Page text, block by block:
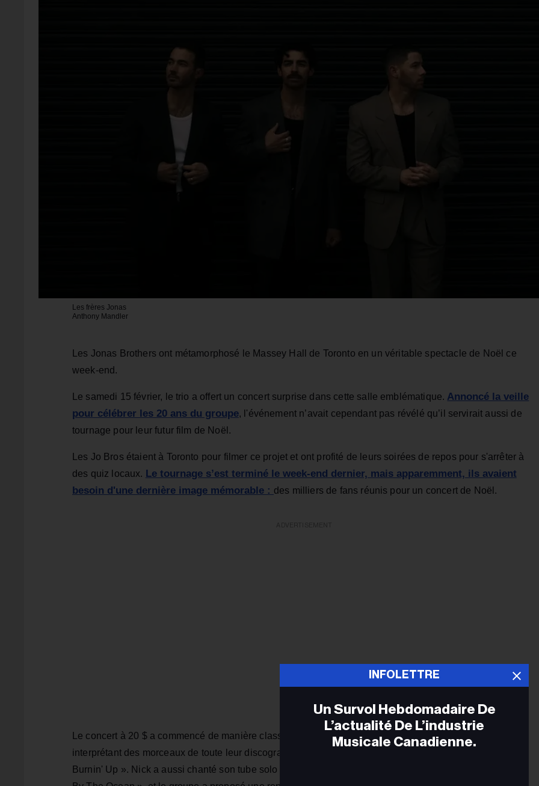
Les frères Jonas
Anthony Mandler
Les Jonas Brothers ont métamorphosé le Massey Hall de Toronto en un véritable spectacle de Noël ce
week-end.
Le samedi 15 février, le trio a offert un concert surprise dans cette salle emblématique. Annoncé la veille
pour célébrer les 20 ans du groupe, l'événement n’avait cependant pas révélé qu’il servirait aussi de
tournage pour leur futur film de Noël.
Les Jo Bros étaient à Toronto pour filmer ce projet et ont profité de leurs soirées de repos pour s'arrêter à
des quiz locaux. Le tournage s’est terminé le week-end dernier, mais apparemment, ils avaient
besoin d'une dernière image mémorable : des milliers de fans réunis pour un concert de Noël.
Le concert à 20 $ a commencé de manière classique, avec le groupe répondant aux attentes du public et
interprétant des morceaux de toute leur discographie, comme leurs premiers tubes « Year 3000 » et «
Burnin' Up ». Nick a aussi chanté son tube solo « Jealous », Joe a interprété son hit avec DNCE « Cake
INFOLETTRE
Un Survol Hebdomadaire De
L’actualité De L’industrie
Musicale Canadienne.